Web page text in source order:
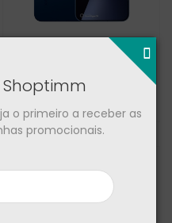
o primeiro a receber as
promocionais.